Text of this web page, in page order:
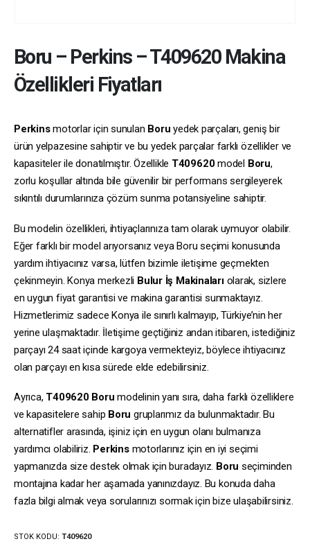
Boru – Perkins–T409620Makina
Özellikleri Fiyatları
Perkinsmotorlar için sunulan Boru yedek parçaları, geniş bir
ürün yelpazesine sahiptir ve bu yedek parçalar farklı özellikler ve
kapasiteler ile donatılmıştır. Özellikle T409620model Boru,
zorlu koşullar altında bile güvenilir bir performans sergileyerek
sıkıntılı durumlarınıza çözüm sunma potansiyeline sahiptir.
Bu modelin özellikleri, ihtiyaçlarınıza tam olarak uymuyor olabilir.
Eğer farklı bir model arıyorsanız veya Boru seçimi konusunda
yardım ihtiyacınız varsa, lütfen bizimle iletişime geçmekten
çekinmeyin. Konya merkezli Bulur İş Makinalarıolarak, sizlere
en uygun fiyat garantisi ve makina garantisi sunmaktayız.
Hizmetlerimiz sadece Konya ile sınırlı kalmayıp, Türkiye’nin her
yerine ulaşmaktadır. İletişime geçtiğiniz andan itibaren, istediğiniz
parçayı 24 saat içinde kargoya vermekteyiz, böylece ihtiyacınız
olan parçayı en kısa sürede elde edebilirsiniz.
Ayrıca, T409620 Boru modelinin yanı sıra, daha farklı özelliklere
ve kapasitelere sahip Boru gruplarımız da bulunmaktadır. Bu
alternatifler arasında, işiniz için en uygun olanı bulmanıza
yardımcı olabiliriz. Perkinsmotorlarınız için en iyi seçimi
yapmanızda size destek olmak için buradayız. Boru seçiminden
montajına kadar her aşamada yanınızdayız. Bu konuda daha
fazla bilgi almak veya sorularınızı sormak için bize ulaşabilirsiniz.
STOK KODU: T409620